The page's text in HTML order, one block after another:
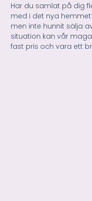
Har du samlat på dig
med i det nya
men inte hunnit sälja
situation kan vår
fast pris och vara ett